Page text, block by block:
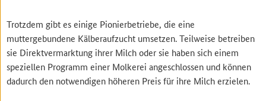
Trotzdem gibt es einige Pionierbetriebe, die eine
muttergebundene Kälberaufzucht umsetzen. Teilweise betreiben
sie Direktvermarktung ihrer Milch oder sie haben sich einem
speziellen Programm einer Molkerei angeschlossen und können
dadurch den notwendigen höheren Preis für ihre Milch erzielen.